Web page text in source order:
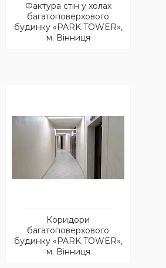
Фактура стін у холах
багатоповерхового
будинку «PARK TOWER»,
м. Вінниця
Коридори
багатоповерхового
будинку «PARK TOWER»,
м. Вінниця